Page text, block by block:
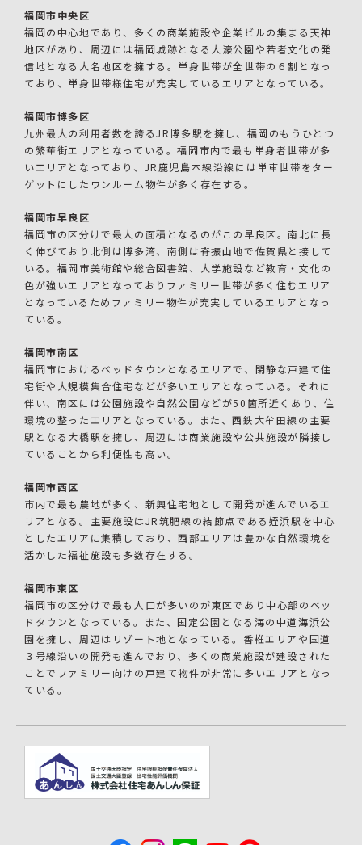
福岡市中央区
福岡の中心地であり、多くの商業施設や企業ビルの集まる天神
地区があり、周辺には福岡城跡となる大濠公園や若者文化の発
信地となる大名地区を擁する。単身世帯が全世帯の６割となっ
ており、単身世帯様住宅が充実しているエリアとなっている。
福岡市博多区
九州最大の利用者数を誇るJR博多駅を擁し、福岡のもうひとつ
の繁華街エリアとなっている。福岡市内で最も単身者世帯が多
いエリアとなっており、JR鹿児島本線沿線には単車世帯をター
ゲットにしたワンルーム物件が多く存在する。
福岡市早良区
福岡市の区分けで最大の面積となるのがこの早良区。南北に長
く伸びており北側は博多湾、南側は脊振山地で佐賀県と接して
いる。福岡市美術館や総合図書館、大学施設など教育・文化の
色が強いエリアとなっておりファミリー世帯が多く住むエリア
となっているためファミリー物件が充実しているエリアとなっ
ている。
福岡市南区
福岡市におけるベッドタウンとなるエリアで、閑静な戸建て住
宅街や大規模集合住宅などが多いエリアとなっている。それに
伴い、南区には公園施設や自然公園などが50箇所近くあり、住
環境の整ったエリアとなっている。また、西鉄大牟田線の主要
駅となる大橋駅を擁し、周辺には商業施設や公共施設が隣接し
ていることから利便性も高い。
福岡市西区
市内で最も農地が多く、新興住宅地として開発が進んでいるエ
リアとなる。主要施設はJR筑肥線の結節点である姪浜駅を中心
としたエリアに集積しており、西部エリアは豊かな自然環境を
活かした福祉施設も多数存在する。
福岡市東区
福岡市の区分けで最も人口が多いのが東区であり中心部のベッ
ドタウンとなっている。また、国定公園となる海の中道海浜公
園を擁し、周辺はリゾート地となっている。香椎エリアや国道
３号線沿いの開発も進んでおり、多くの商業施設が建設された
ことでファミリー向けの戸建て物件が非常に多いエリアとなっ
ている。